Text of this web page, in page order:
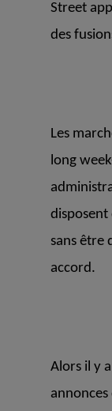
Street
des
Les
long
disposent
sans être
accord.
Alors il y